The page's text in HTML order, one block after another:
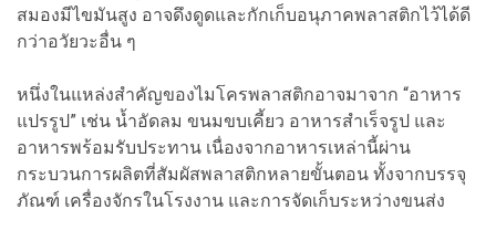
สมองมีไขมันสูง อาจดึงดูดและกักเก็บอนุภาคพลาสติกไว้ได้ดี
กว่าอวัยวะอื่น ๆ
หนึ่งในแหล่งสำคัญของไมโครพลาสติกอาจมาจาก “อาหาร
แปรรูป” เช่น น้ำอัดลม ขนมขบเคี้ยว อาหารสำเร็จรูป และ
อาหารพร้อมรับประทาน เนื่องจากอาหารเหล่านี้ผ่าน
กระบวนการผลิตที่สัมผัสพลาสติกหลายขั้นตอน ทั้งจากบรรจุ
ภัณฑ์ เครื่องจักรในโรงงาน และการจัดเก็บระหว่างขนส่ง